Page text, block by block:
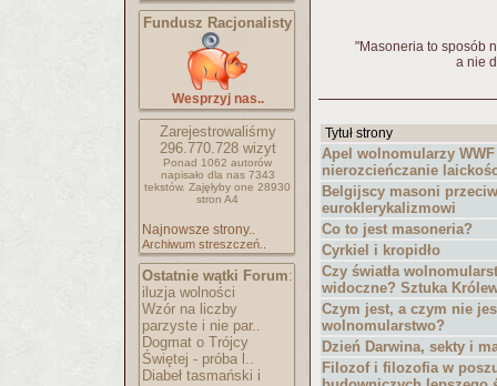
Fundusz Racjonalisty
Wesprzyj nas..
Zarejestrowaliśmy
296.770.728wizyt
Ponad 1062 autorów
napisało dla nas 7343
tekstów. Zajęłyby one 28930
stron A4
Najnowsze strony..
Archiwum streszczeń..
Ostatnie wątki Forum:
iluzja wolności
Wzór na liczby
parzyste i nie par..
Dogmat o Trójcy
Świętej - próba l..
Diabeł tasmański i
"Masoneria to sposób
a nie
Tytuł strony
Apel wolnomularzy
nierozcieńczanie
Belgijscy masoni
euroklerykalizmowi
Co to jest masoneria?
Cyrkiel i kropidło
Czy światła
widoczne? Sztuka
Czym jest, a czym nie
wolnomularstwo?
Dzień Darwina, sekty i
Filozof i filozofia w